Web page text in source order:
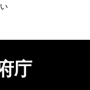
庁